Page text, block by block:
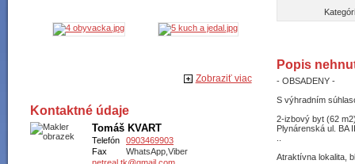
Zobraziť viac
Kontaktné údaje
Tomáš KVART
Telefón
0903469903
Fax
WhatsApp,Viber
Popis
- OBSADENY -
S výhradním
2-izbový byt (62
Plynárenská ul. BA
Atraktívna lokalita,